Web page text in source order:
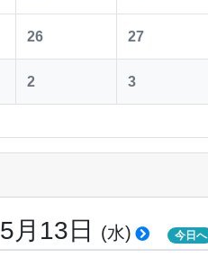
26 27
2 3
5月13日 (水) 今日へ